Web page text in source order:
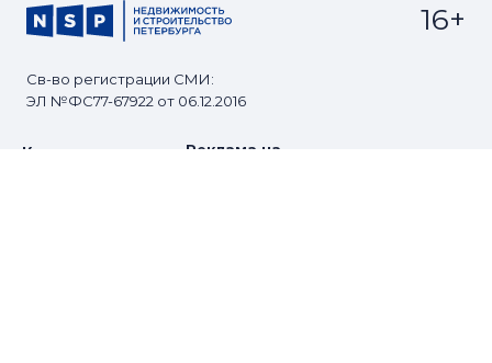
Св-во регистрации СМИ:
ЭЛ №ФС77-67922 от 06.12.2016
16+
Контакты
Реклама на